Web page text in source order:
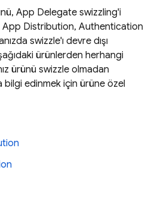
App Delegate swizzling'i
App Distribution, Authentication
swizzle'ı devre dışı
ürünlerden herhangi
ürünü swizzle olmadan
bilgi edinmek için ürüne özel